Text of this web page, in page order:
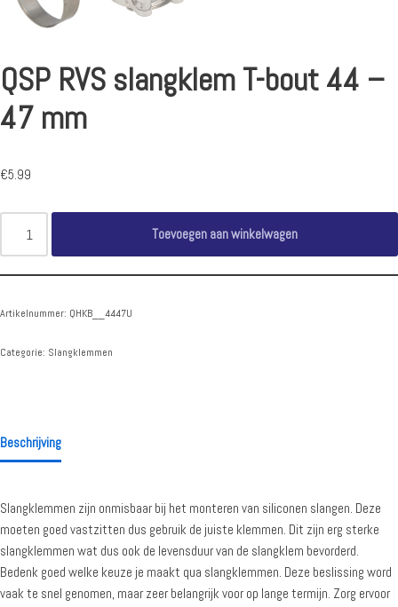
QSP RVS slangklem T-bout 44 –
47 mm
€5.99
Toevoegen aan winkelwagen
Artikelnummer: QHKB__4447U
Categorie: Slangklemmen
Beschrijving
Slangklemmen zijn onmisbaar bij het monteren van siliconen slangen. Deze
moeten goed vastzitten dus gebruik de juiste klemmen. Dit zijn erg sterke
slangklemmen wat dus ook de levensduur van de slangklem bevorderd.
Bedenk goed welke keuze je maakt qua slangklemmen. Deze beslissing word
vaak te snel genomen, maar zeer belangrijk voor op lange termijn. Zorg ervoor